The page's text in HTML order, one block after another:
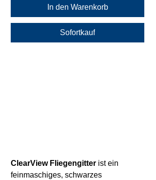
In den Warenkorb
Sofortkauf
ClearView Fliegengitter ist ein
feinmaschiges, schwarzes